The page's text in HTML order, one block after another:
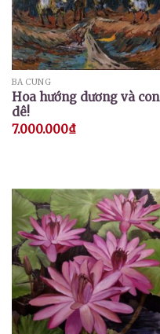
BÁ CUNG
Hoa hướng dương và con
dê!
7.000.000₫